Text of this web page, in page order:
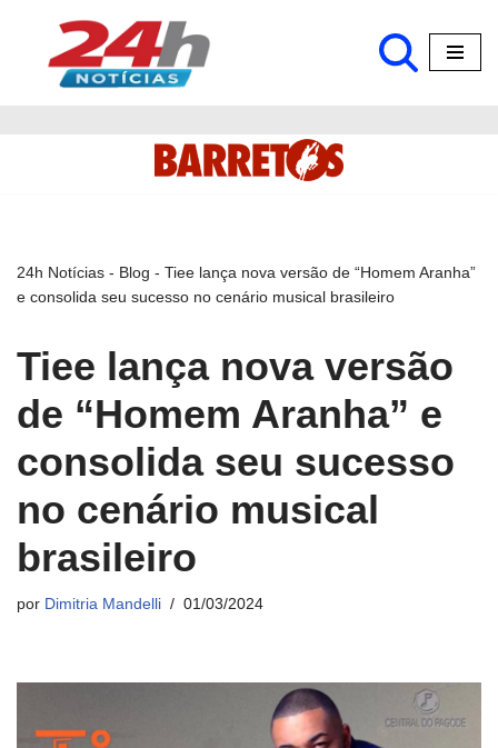
Pular
24h Notícias - Blog - Tiee lança nova versão de “Homem Aranha”
e consolida seu sucesso no cenário musical brasileiro
Tiee lança nova versão
de “Homem Aranha” e
consolida seu sucesso
no cenário musical
brasileiro
por Dimitria Mandelli 01/03/2024